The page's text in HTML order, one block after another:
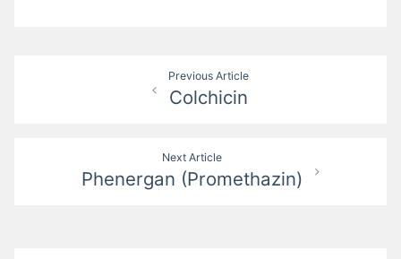
Previous Article
Colchicin
Next Article
Phenergan (Promethazin)